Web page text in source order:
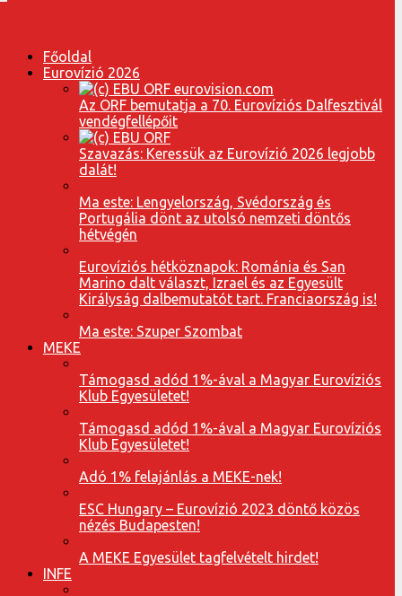
Főoldal
Eurovízió 2026
Az ORF bemutatja a 70. Eurovíziós Dalfesztivál
vendégfellépőit
Szavazás: Keressük az Eurovízió 2026 legjobb
dalát!
Ma este: Lengyelország, Svédország és
Portugália dönt az utolsó nemzeti döntős
hétvégén
Eurovíziós hétköznapok: Románia és San
Marino dalt választ, Izrael és az Egyesült
Királyság dalbemutatót tart. Franciaország is!
Ma este: Szuper Szombat
MEKE
Támogasd adód 1%-ával a Magyar Eurovíziós
Klub Egyesületet!
Támogasd adód 1%-ával a Magyar Eurovíziós
Klub Egyesületet!
Adó 1% felajánlás a MEKE-nek!
ESC Hungary – Eurovízió 2023 döntő közös
nézés Budapesten!
A MEKE Egyesület tagfelvételt hirdet!
INFE